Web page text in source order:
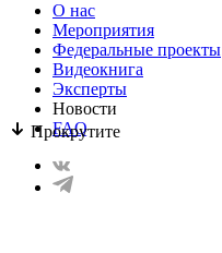
Прокрутите
О нас
Mероприятия
Федеральные проекты
Видеокнига
Эксперты
Новости
FAQ